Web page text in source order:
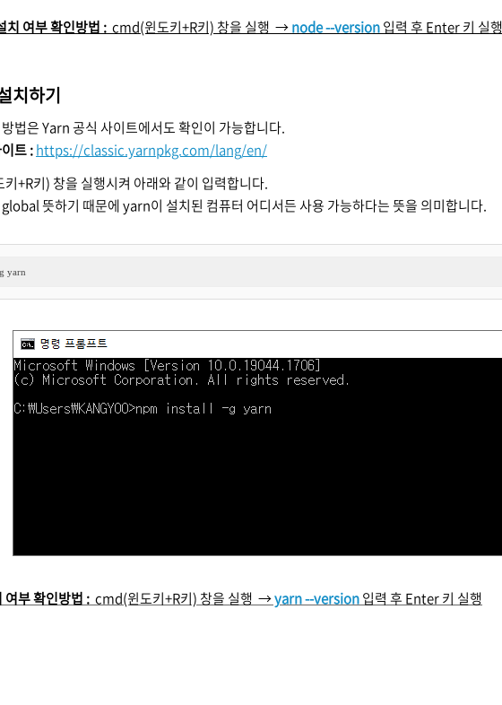
치 여부 확인방법 : cmd(윈도키+R키) 창을 실행 →node --version입력 후 Enter 키 실행
치하기
법은 Yarn 공식 사이트에서도 확인이 가능합니다.
트 :https://classic.yarnpkg.com/lang/en/
+R키) 창을 실행시켜 아래와 같이 입력합니다.
뜻하기 때문에 yarn이 설치된 컴퓨터 어디서든 사용 가능하다는 뜻을 의미합니다.
yarn
여부 확인방법 : cmd(윈도키+R키) 창을 실행 →yarn --version입력 후 Enter 키 실행